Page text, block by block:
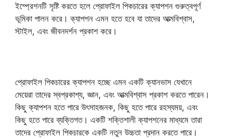
ইম্প্রেশনটি সৃষ্টি করতে হলে প্রোফাইল পিকচারের ক্যাপশন গুরুত্বপূর্ণ
ভূমিকা পালন করে। ক্যাপশন এমন হতে হবে যা তাদের আত্মবিশ্বাস,
স্টাইল, এবং জীবনদর্শন প্রকাশ করে।
প্রোফাইল পিকচারের ক্যাপশন হচ্ছে এমন একটি ক্যানভাস যেখানে
মেয়েরা তাদের স্বপ্রকাশ্য, জ্ঞান, এবং আত্মবিশ্বাস প্রকাশ করতে পারেন।
কিছু ক্যাপশন হতে পারে উৎসাহজনক, কিছু হতে পারে রহস্যময়, এবং
কিছু হতে পারে ব্যক্তিগত। একটি শক্তিশালী ক্যাপশনের মাধ্যমে তারা
তাদের প্রোফাইল পিকচারকে একটি নতুন উচ্চতা প্রদান করতে পারে।